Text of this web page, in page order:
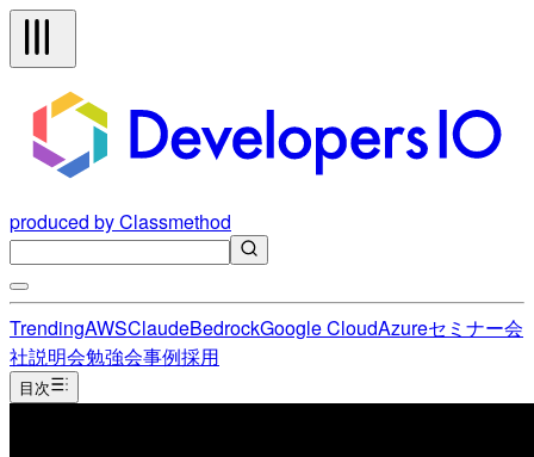
produced by Classmethod
TrendingAWSClaudeBedrockGoogle CloudAzureセミナー会
社説明会勉強会事例採用
目次